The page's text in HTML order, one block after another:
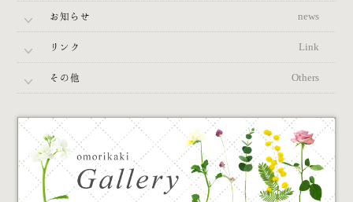
お知らせ news
リンク Link
その他 Others